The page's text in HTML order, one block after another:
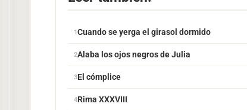
Cuando se yerga el girasol dormido
Alaba los ojos negros de Julia
El cómplice
Rima XXXVIII